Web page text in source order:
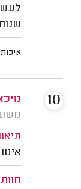
איכות
משוב: 18/
10